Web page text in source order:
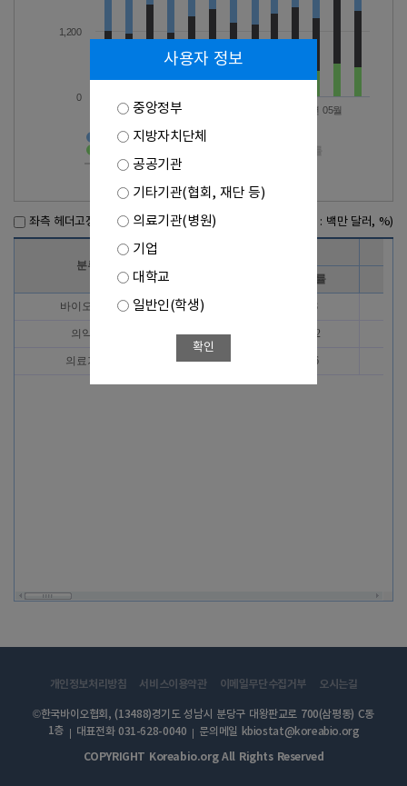
바이오헬스>수출액
의약품>증감률
2025년 09월 2026년 05월
0
1,200
좌측 헤더고정 (단위 : 백만 달러, %)
분류
증감률
바이오헬스 1,207 -1.8
의약품 696 -10.2
의료기기 511 14.6
사용자 정보
중앙정부
지방자치단체
공공기관
기타기관(협회, 재단 등)
의료기관(병원)
기업
대학교
일반인(학생)
확인
개인정보처리방침 서비스이용약관 이메일무단수집거부 오시는길
©한국바이오협회, (13488)경기도 성남시 분당구 대왕판교로 700(삼평동) C동
1층
대표전화 031-628-0040
문의메일 kbiostat@koreabio.org
COPYRIGHT Koreabio.org All Rights Reserved